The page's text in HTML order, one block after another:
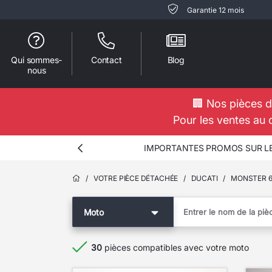
Garantie 12 mois
Qui sommes-
nous
Contact Blog
🏢 Nos pièces
Pour les ventes
-30% sur les CARENAGES
/ VOTRE PIÈCE DÉTACHÉE / DUCATI / MONSTER
Moto
30pièces compatibles avec votre moto